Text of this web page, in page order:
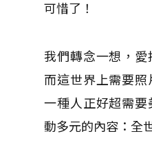
可惜了！
我們轉念一想，愛
而這世界上需要
一種人正好超需
動多元的內容：全